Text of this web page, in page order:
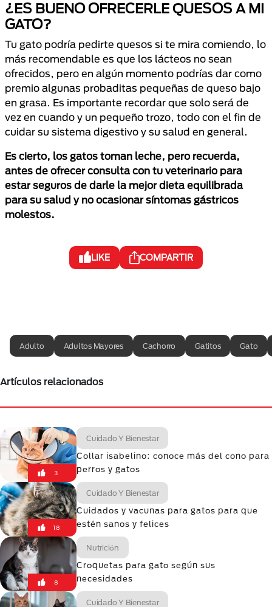
¿ES BUENO OFRECERLE QUESOS A MI
GATO?
Tu gato podría pedirte quesos si te mira comiendo, lo
más recomendable es que los lácteos no sean
ofrecidos, pero en algún momento podrías dar como
premio algunas probaditas pequeñas de queso bajo
en grasa. Es importante recordar que solo será de
vez en cuando y un pequeño trozo, todo con el fin de
cuidar su sistema digestivo y su salud en general.
Es cierto, los gatos toman leche, pero recuerda,
antes de ofrecer consulta con tu veterinario para
estar seguros de darle la mejor dieta equilibrada
para su salud y no ocasionar síntomas gástricos
molestos.
LIKE COMPARTIR
Adulto Adultos Mayores Cachorro Gatitos Gato
Artículos relacionados
3
Cuidado Y Bienestar
Collar isabelino: conoce más del cono para
perros y gatos
18
Cuidado Y Bienestar
Cuidados y vacunas para gatos para que
estén sanos y felices
8
Nutrición
Croquetas para gato según sus
necesidades
Cuidado Y Bienestar